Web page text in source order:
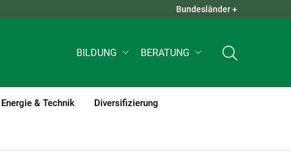
QUICK LINKS +
Bundesländer +
BILDUNG BERATUNG
Energie & Technik Diversifizierung